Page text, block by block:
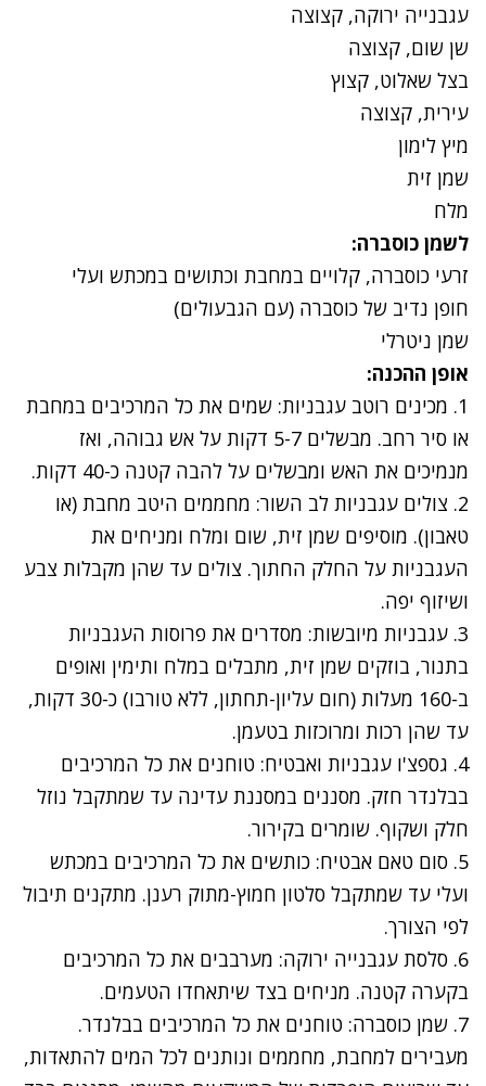
עגבנייה ירוקה, קצוצה
שן שום, קצוצה
בצל שאלוט, קצוץ
עירית, קצוצה
מיץ לימון
שמן זית
מלח
לשמן כוסברה:
זרעי כוסברה, קלויים במחבת וכתושים במכתש ועלי
חופן נדיב של כוסברה (עם הגבעולים)
שמן ניטרלי
אופן ההכנה:
1. מכינים רוטב עגבניות: שמים את כל המרכיבים במחבת
או סיר רחב. מבשלים 5-7 דקות על אש גבוהה, ואז
מנמיכים את האש ומבשלים על להבה קטנה כ-40 דקות.
2. צולים עגבניות לב השור: מחממים היטב מחבת (או
טאבון). מוסיפים שמן זית, שום ומלח ומניחים את
העגבניות על החלק החתוך. צולים עד שהן מקבלות צבע
ושיזוף יפה.
3. עגבניות מיובשות: מסדרים את פרוסות העגבניות
בתנור, בוזקים שמן זית, מתבלים במלח ותימין ואופים
ב-160 מעלות (חום עליון-תחתון, ללא טורבו) כ-30 דקות,
עד שהן רכות ומרוכזות בטעמן.
4. גספצ'ו עגבניות ואבטיח: טוחנים את כל המרכיבים
בבלנדר חזק. מסננים במסננת עדינה עד שמתקבל נוזל
חלק ושקוף. שומרים בקירור.
5. סום טאם אבטיח: כותשים את כל המרכיבים במכתש
ועלי עד שמתקבל סלטון חמוץ-מתוק רענן. מתקנים תיבול
לפי הצורך.
6. סלסת עגבנייה ירוקה: מערבבים את כל המרכיבים
בקערה קטנה. מניחים בצד שיתאחדו הטעמים.
7. שמן כוסברה: טוחנים את כל המרכיבים בבלנדר.
מעבירים למחבת, מחממים ונותנים לכל המים להתאדות,